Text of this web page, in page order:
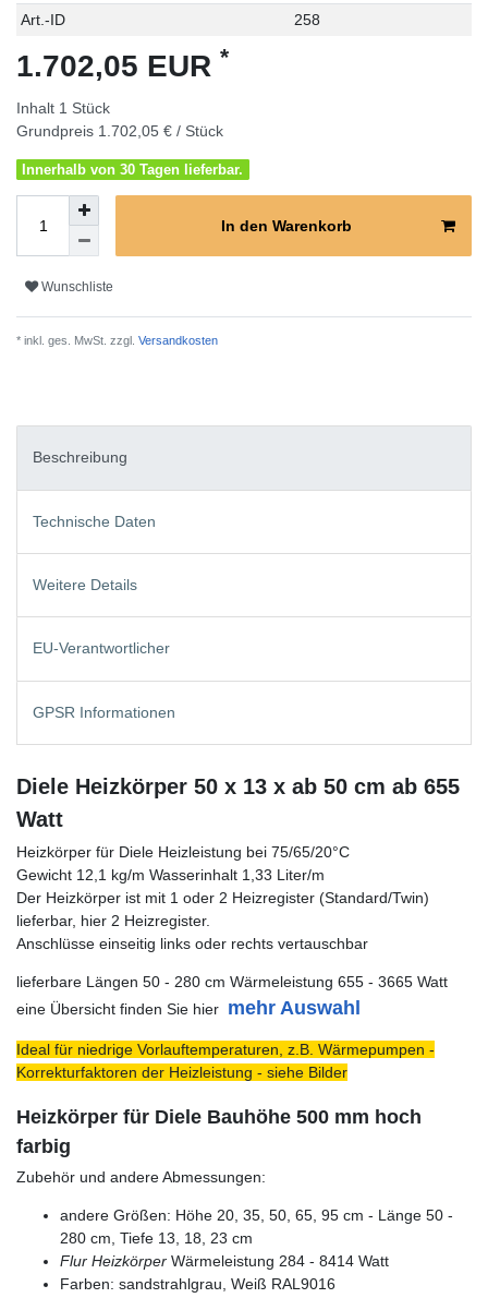
Technisches
Wert
Art.-ID 258
1.702,05 EUR *
Inhalt 1 Stück
Grundpreis 1.702,05 € / Stück
Innerhalb von 30 Tagen lieferbar.
In den Warenkorb
Wunschliste
* inkl. ges. MwSt. zzgl. Versandkosten
Beschreibung
Technische Daten
Weitere Details
EU-Verantwortlicher
GPSR Informationen
Diele Heizkörper 50 x 13 x ab 50 cm ab 655
Watt
Heizkörper für Diele Heizleistung bei 75/65/20°C
Gewicht 12,1 kg/m Wasserinhalt 1,33 Liter/m
Der Heizkörper ist mit 1 oder 2 Heizregister (Standard/Twin)
lieferbar, hier 2 Heizregister.
Anschlüsse einseitig links oder rechts vertauschbar
lieferbare Längen 50 - 280 cm Wärmeleistung 655 - 3665 Watt
eine Übersicht finden Sie hier mehr Auswahl
Ideal für niedrige Vorlauftemperaturen, z.B. Wärmepumpen -
Korrekturfaktoren der Heizleistung - siehe Bilder
Heizkörper für Diele Bauhöhe 500 mm hoch
farbig
Zubehör und andere Abmessungen:
andere Größen: Höhe 20, 35, 50, 65, 95 cm - Länge 50 -
280 cm, Tiefe 13, 18, 23 cm
Flur Heizkörper Wärmeleistung 284 - 8414 Watt
Farben: sandstrahlgrau, Weiß RAL9016